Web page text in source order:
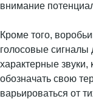
внимание
Кроме того,
голосовые сигналы
характерные
обозначать свою
варьироваться от